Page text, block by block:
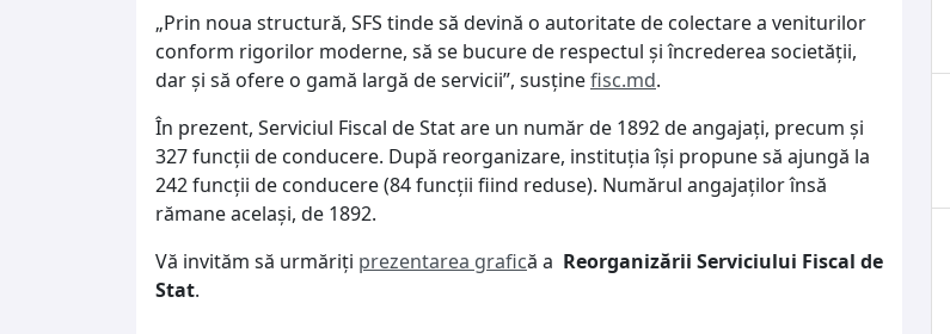
„Prin noua structură, SFS tinde să devină o autoritate de colectare a veniturilor
conform rigorilor moderne, să se bucure de respectul și încrederea societății,
dar și să ofere o gamă largă de servicii”, susținefisc.md.
În prezent, Serviciul Fiscal de Stat are un număr de 1892 de angajați, precum și
327 funcții de conducere. După reorganizare, instituția își propune să ajungă la
242 funcții de conducere (84 funcții fiind reduse). Numărul angajaților însă
rămane același, de 1892.
Vă invităm să urmăriți prezentarea grafică a Reorganizării Serviciului Fiscal de
Stat.